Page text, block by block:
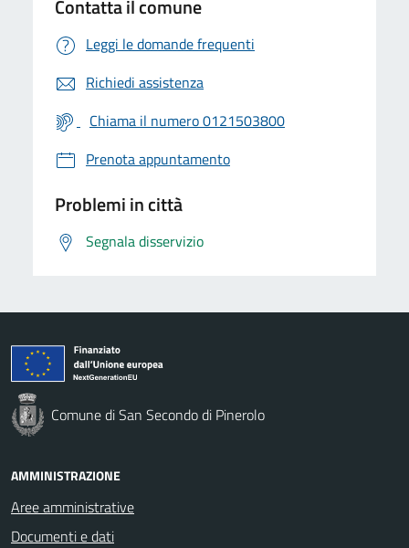
Contatta il comune
Leggi le domande frequenti
Richiedi assistenza
Chiama il numero 0121503800
Prenota appuntamento
Problemi in città
Segnala disservizio
Comune di San Secondo di Pinerolo
AMMINISTRAZIONE
Aree amministrative
Documenti e dati